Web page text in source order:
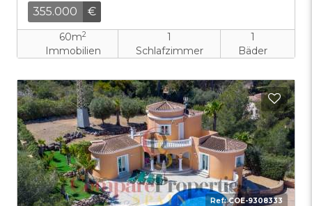
355.000 €
60m2
Immobilien
1
Schlafzimmer
1
Bäder
Ref:COE-9308333
Zu